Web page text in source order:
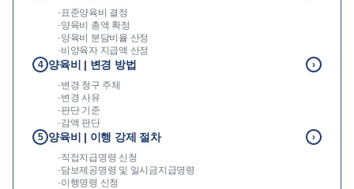
-표준양육비 결정
-양육비 총액 확정
-양육비 분담비율 산정
-비양육자 지급액 산정
4 양육비 | 변경 방법
›
-변경 청구 주체
-변경 사유
-판단 기준
-감액 판단
5 양육비 | 이행 강제 절차
›
-직접지급명령 신청
-담보제공명령 및 일시금지급명령
-이행명령 신청